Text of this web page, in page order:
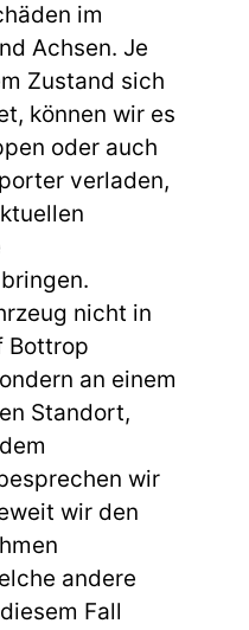
im
Achsen. Je
Zustand sich
können wir es
oder auch
verladen,
nicht in
Bottrop
an einem
Standort,
wir
wir den
andere
Fall